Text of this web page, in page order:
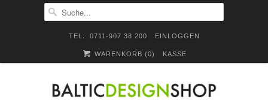
TEL.: 0711-907 38 200 EINLOGGEN
WARENKORB (0) KASSE